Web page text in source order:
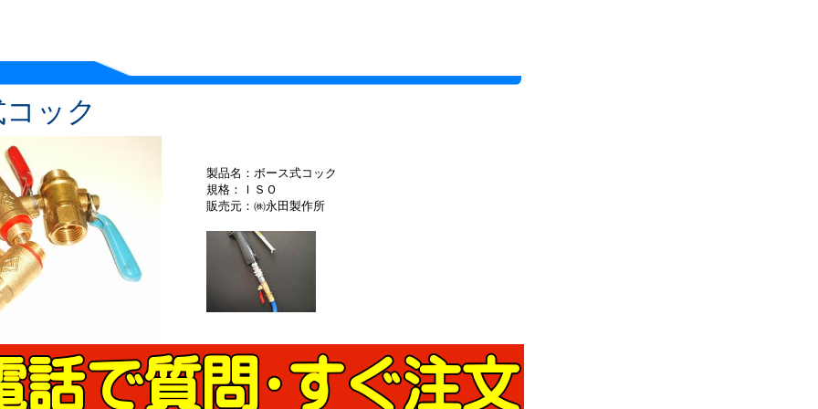
ック
製品名：ボース式コック
規格：ＩＳＯ
販売元：㈱永田製作所